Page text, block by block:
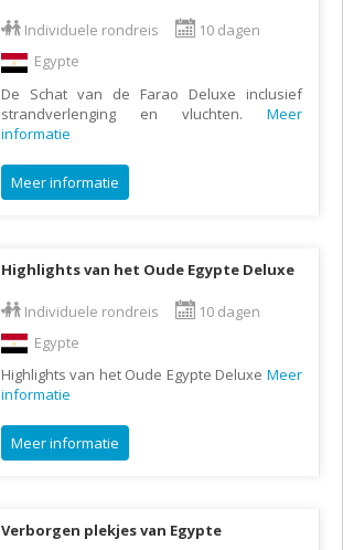
Individuele rondreis
10 dagen
Egypte
De Schat van de Farao Deluxe inclusief
strandverlenging en vluchten. Meer
informatie
Meer informatie
Highlights van het Oude Egypte Deluxe
Individuele rondreis
10 dagen
Egypte
Highlights van het Oude Egypte Deluxe Meer
informatie
Meer informatie
Verborgen plekjes van Egypte